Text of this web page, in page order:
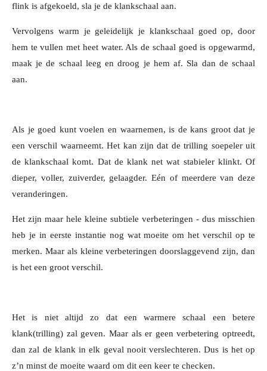
flink is afgekoeld, sla je de klankschaal aan.
Vervolgens warm je geleidelijk je klankschaal goed op, door
hem te vullen met heet water. Als de schaal goed is opgewarmd,
maak je de schaal leeg en droog je hem af. Sla dan de schaal
aan.
Als je goed kunt voelen en waarnemen, is de kans groot dat je
een verschil waarneemt. Het kan zijn dat de trilling soepeler uit
de klankschaal komt. Dat de klank net wat stabieler klinkt. Of
dieper, voller, zuiverder, gelaagder. Eén of meerdere van deze
veranderingen.
Het zijn maar hele kleine subtiele verbeteringen - dus misschien
heb je in eerste instantie nog wat moeite om het verschil op te
merken. Maar als kleine verbeteringen doorslaggevend zijn, dan
is het een groot verschil.
Het is niet altijd zo dat een warmere schaal een betere
klank(trilling) zal geven. Maar als er geen verbetering optreedt,
dan zal de klank in elk geval nooit verslechteren. Dus is het op
z’n minst de moeite waard om dit een keer te checken.